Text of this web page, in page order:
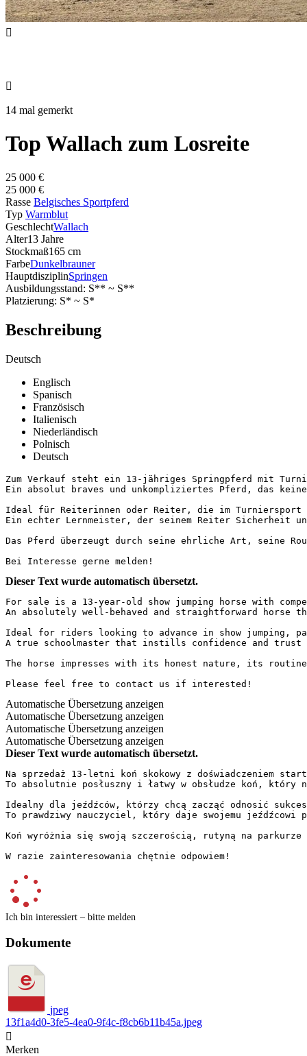


14 mal gemerkt
Top Wallach zum Losreite
25 000 €
25 000 €
Rasse Belgisches Sportpferd
Typ Warmblut
GeschlechtWallach
Alter13 Jahre
Stockmaß165 cm
FarbeDunkelbrauner
HauptdisziplinSpringen
Ausbildungsstand: S** ~ S**
Platzierung: S* ~ S*
Beschreibung
Deutsch
Englisch
Spanisch
Französisch
Italienisch
Niederländisch
Polnisch
Deutsch
Zum Verkauf steht ein 13-jähriges Springpferd mit
Ein absolut braves und unkompliziertes Pferd, das
Ideal für Reiterinnen oder Reiter, die im Turniersport
Ein echter Lernmeister, der seinem Reiter Sicherheit
Das Pferd überzeugt durch seine ehrliche Art, seine
Bei Interesse gerne melden!
Dieser Text wurde automatisch übersetzt.
For sale is a 13-year-old show jumping horse with
An absolutely well-behaved and straightforward
Ideal for riders looking to advance in show
A true schoolmaster that instills confidence and
The horse impresses with its honest nature, its
Please feel free to contact us if interested!
Automatische Übersetzung anzeigen
Automatische Übersetzung anzeigen
Automatische Übersetzung anzeigen
Automatische Übersetzung anzeigen
Dieser Text wurde automatisch übersetzt.
Na sprzedaż 13-letni koń skokowy z doświadczeniem
To absolutnie posłuszny i łatwy w obsłudze koń,
Idealny dla jeźdźców, którzy chcą zacząć odnosić
To prawdziwy nauczyciel, który daje swojemu
Koń wyróżnia się swoją szczerością, rutyną na parkurze
W razie zainteresowania chętnie odpowiem!
Ich bin interessiert – bitte melden
Dokumente
jpeg
13f1a4d0-3fe5-4ea0-9f4c-f8cb6b11b45a.jpeg

Merken